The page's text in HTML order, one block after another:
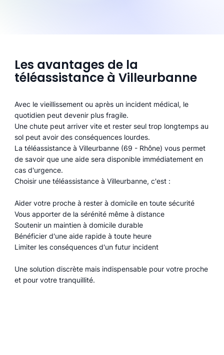
Les avantages de la
téléassistance à Villeurbanne
Avec le vieillissement ou après un incident médical, le
quotidien peut devenir plus fragile.
Une chute peut arriver vite et rester seul trop longtemps au
sol peut avoir des conséquences lourdes.
La téléassistance à Villeurbanne (69 - Rhône) vous permet
de savoir que une aide sera disponible immédiatement en
cas d'urgence.
Choisir une téléassistance à Villeurbanne, c'est :
Aider votre proche à rester à domicile en toute sécurité
Vous apporter de la sérénité même à distance
Soutenir un maintien à domicile durable
Bénéficier d'une aide rapide à toute heure
Limiter les conséquences d'un futur incident
Une solution discrète mais indispensable pour votre proche
et pour votre tranquillité.